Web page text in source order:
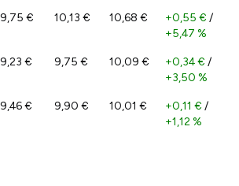
9,75 € 10,13 € 10,68 € +0,55 € /
+5,47 %
9,23 € 9,75 € 10,09 € +0,34 € /
+3,50 %
9,46 € 9,90 € 10,01 € +0,11 € /
+1,12 %